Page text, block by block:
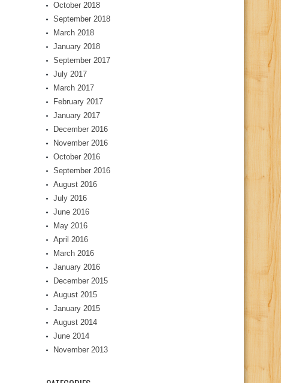
October 2018
September 2018
March 2018
January 2018
September 2017
July 2017
March 2017
February 2017
January 2017
December 2016
November 2016
October 2016
September 2016
August 2016
July 2016
June 2016
May 2016
April 2016
March 2016
January 2016
December 2015
August 2015
January 2015
August 2014
June 2014
November 2013